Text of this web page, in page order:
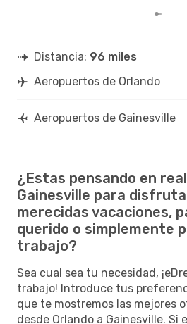
Distancia: 96 miles
Aeropuertos de Orlando
Aeropuertos de Gainesville
¿Estas pensando en
Gainesville para
merecidas vacaciones,
querido o simplemente
trabajo?
Sea cual sea tu necesidad,
trabajo! Introduce tus
que te mostremos las mejores
desde Orlando a Gainesville. Si